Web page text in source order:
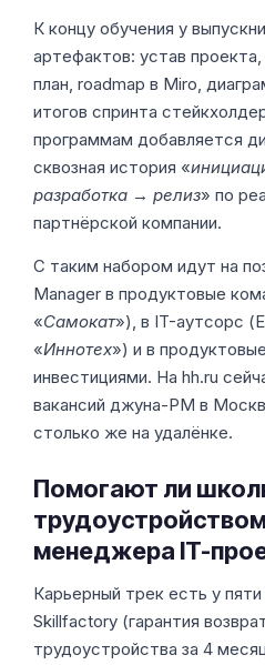
К концу обучения у
артефактов: устав
план, roadmap в Miro,
итогов спринта
программам добавляется
сквозная история «
разработка → релиз» по
партнёрской компании.
С таким набором идут на
Manager в продуктовые
«Самокат»), в IT-аутсорс
«Иннотех») и в
инвестициями. На hh.ru
вакансий джуна-PM в
столько же на удалёнке.
Помогают ли
менеджера IT-
Карьерный трек есть у
Skillfactory (гарантия
трудоустройства за 4